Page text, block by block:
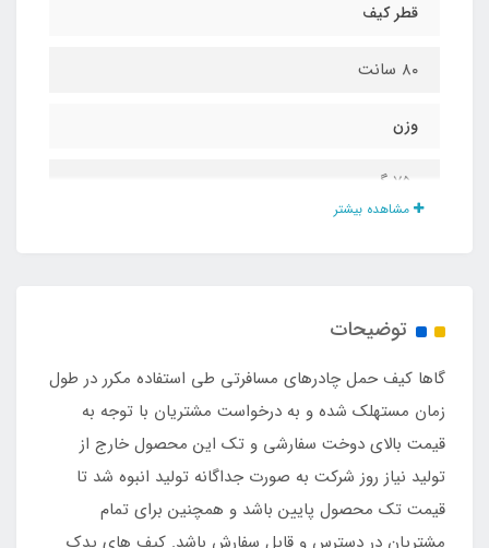
قطر کیف
۸۰ سانت
وزن
۷۵۰ گرم
دارد
جودون مشکی پشت برزنت ضد آب
مشاهده بیشتر
توضیحات
گاها کیف حمل چادرهای مسافرتی طی استفاده مکرر در طول
زمان مستهلک شده و به درخواست مشتریان با توجه به
قیمت بالای دوخت سفارشی و تک این محصول خارج از
تولید نیاز روز شرکت به صورت جداگانه تولید انبوه شد تا
قیمت تک محصول پایین باشد و همچنین برای تمام